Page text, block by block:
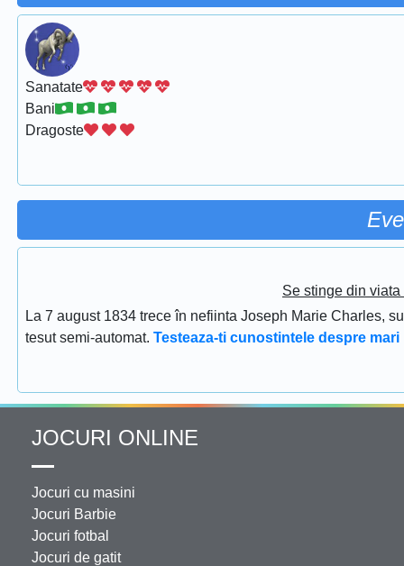
Sanatate
Bani
Dragoste
Se stinge din
La 7 august 1834 trece în nefiinta Joseph Marie Charles,
tesut semi-automat. Testeaza-ti cunostintele despre
JOCURI ONLINE
Jocuri cu masini
Jocuri Barbie
Jocuri fotbal
Jocuri de gatit